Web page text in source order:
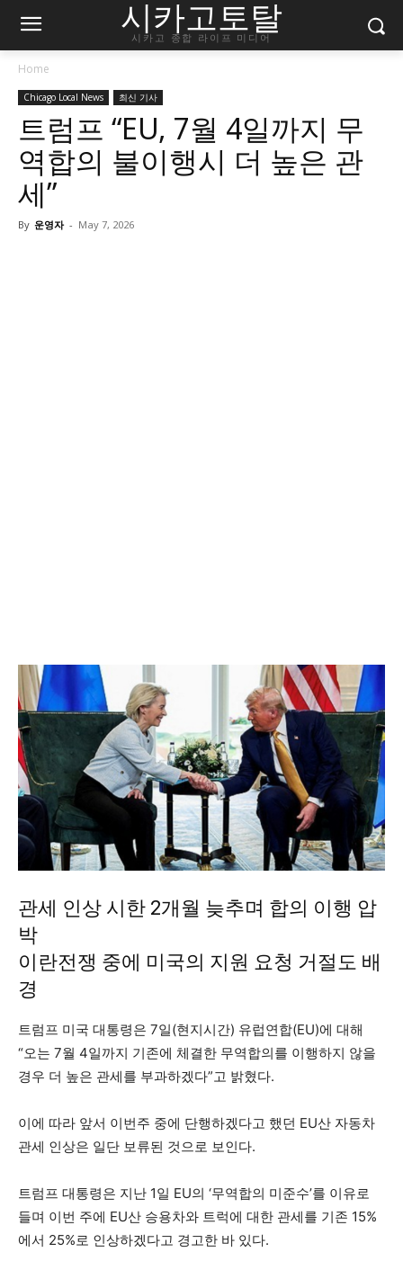
시카고토탈
시카고 종합 라이프 미디어
Home
Chicago Local News 최신 기사
트럼프 “EU, 7월 4일까지 무
역합의 불이행시 더 높은 관
세”
By 운영자 - May 7, 2026
관세 인상 시한 2개월 늦추며 합의 이행 압
박
이란전쟁 중에 미국의 지원 요청 거절도 배
경
트럼프 미국 대통령은 7일(현지시간) 유럽연합(EU)에 대해
“오는 7월 4일까지 기존에 체결한 무역합의를 이행하지 않을
경우 더 높은 관세를 부과하겠다”고 밝혔다.
이에 따라 앞서 이번주 중에 단행하겠다고 했던 EU산 자동차
관세 인상은 일단 보류된 것으로 보인다.
트럼프 대통령은 지난 1일 EU의 ‘무역합의 미준수’를 이유로
들며 이번 주에 EU산 승용차와 트럭에 대한 관세를 기존 15%
에서 25%로 인상하겠다고 경고한 바 있다.